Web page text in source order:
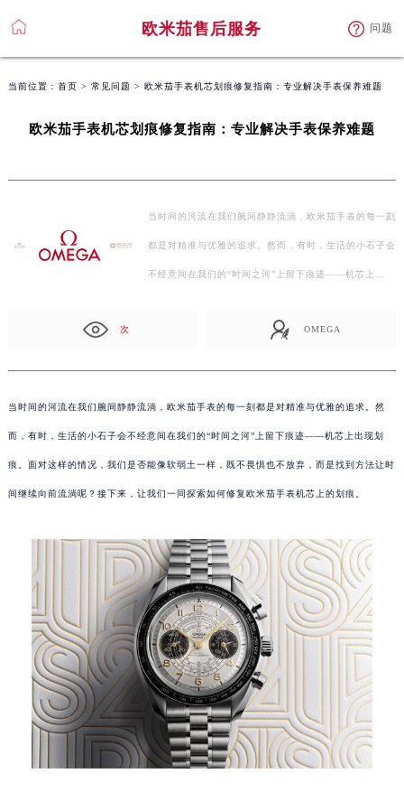
欧米茄售后服务 问题
当前位置： 首页 > 常见问题 > 欧米茄手表机芯划痕修复指南：专业解决手表保养难题
欧米茄手表机芯划痕修复指南：专业解决手表保养难题
当时间的河流在我们腕间静静流淌，欧米茄手表的每一刻
都是对精准与优雅的追求。然而，有时，生活的小石子会
不经意间在我们的“时间之河”上留下痕迹——机芯上…
次 OMEGA
当时间的河流在我们腕间静静流淌，欧米茄手表的每一刻都是对精准与优雅的追求。然
而，有时，生活的小石子会不经意间在我们的“时间之河”上留下痕迹——机芯上出现划
痕。面对这样的情况，我们是否能像软弱土一样，既不畏惧也不放弃，而是找到方法让时
间继续向前流淌呢？接下来，让我们一同探索如何修复欧米茄手表机芯上的划痕。